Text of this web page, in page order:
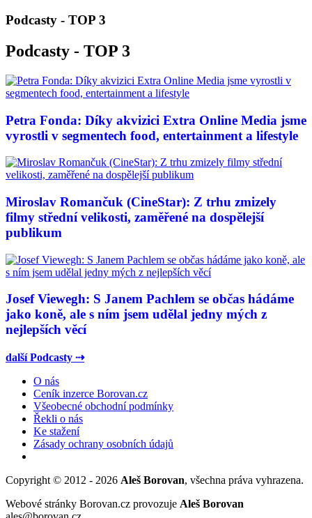
Podcasty - TOP 3
Podcasty - TOP 3
Petra Fonda: Díky akvizici Extra Online Media jsme
vyrostli v segmentech food, entertainment a lifestyle
Miroslav Romančuk (CineStar): Z trhu zmizely
filmy střední velikosti, zaměřené na dospělejší
publikum
Josef Viewegh: S Janem Pachlem se občas hádáme
jako koně, ale s ním jsem udělal jedny mých z
nejlepších věcí
další Podcasty ⇢
O nás
Ceník inzerce Borovan.cz
Všeobecné obchodní podmínky
Řekli o nás
Ke stažení
Zásady ochrany osobních údajů
Copyright © 2012 - 2026 Aleš Borovan, všechna práva vyhrazena.
Webové stránky Borovan.cz provozuje Aleš Borovan